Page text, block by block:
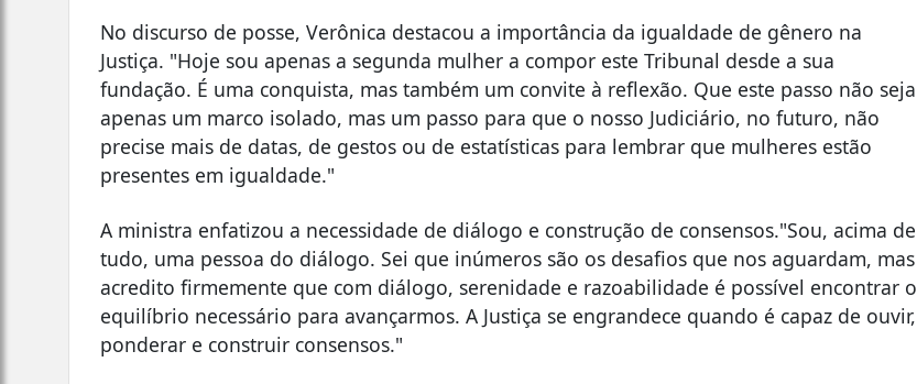
No discurso de posse, Verônica destacou a importância da igualdade de gênero na
Justiça. "Hoje sou apenas a segunda mulher a compor este Tribunal desde a sua
fundação. É uma conquista, mas também um convite à reflexão. Que este passo não seja
apenas um marco isolado, mas um passo para que o nosso Judiciário, no futuro, não
precise mais de datas, de gestos ou de estatísticas para lembrar que mulheres estão
presentes em igualdade."
A ministra enfatizou a necessidade de diálogo e construção de consensos."Sou, acima de
tudo, uma pessoa do diálogo. Sei que inúmeros são os desafios que nos aguardam, mas
acredito firmemente que com diálogo, serenidade e razoabilidade é possível encontrar o
equilíbrio necessário para avançarmos. A Justiça se engrandece quando é capaz de ouvir,
ponderar e construir consensos."